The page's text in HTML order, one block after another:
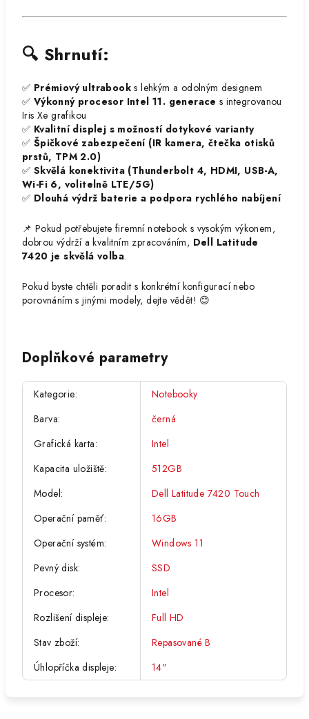
🔍 Shrnutí:
✅ Prémiový ultrabook s lehkým a odolným designem
✅ Výkonný procesor Intel 11. generace s integrovanou
Iris Xe grafikou
✅ Kvalitní displej s možností dotykové varianty
✅ Špičkové zabezpečení (IR kamera, čtečka otisků
prstů, TPM 2.0)
✅ Skvělá konektivita (Thunderbolt 4, HDMI, USB-A,
Wi-Fi 6, volitelně LTE/5G)
✅ Dlouhá výdrž baterie a podpora rychlého nabíjení
📌 Pokud potřebujete firemní notebook s vysokým výkonem,
dobrou výdrží a kvalitním zpracováním, Dell Latitude
7420 je skvělá volba.
Pokud byste chtěli poradit s konkrétní konfigurací nebo
porovnáním s jinými modely, dejte vědět! 😊
Doplňkové parametry
Kategorie:
Notebooky
Barva:
černá
Grafická karta:
Intel
Kapacita uložiště:
512GB
Model:
Dell Latitude 7420 Touch
Operační paměť:
16GB
Operační systém:
Windows 11
Pevný disk:
SSD
Procesor:
Intel
Rozlišení displeje:
Full HD
Stav zboží:
Repasované B
Úhlopříčka displeje: 14"